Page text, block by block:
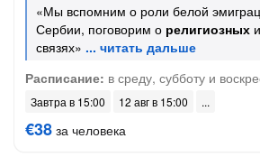
«Мы вспомним о роли белой
Сербии, поговорим о религиозных
связях»
Расписание: в среду, субботу и
Завтра в 15:00 12 авг в 15:00
€38 за человека